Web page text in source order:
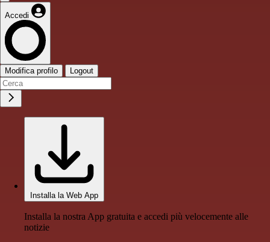
Accedi
Modifica profilo Logout
Installa la Web App
Installa la nostra App gratuita e accedi più velocemente alle
notizie